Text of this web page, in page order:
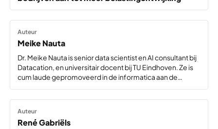
Auteur
Meike Nauta
Dr. Meike Nauta is senior data scientist en AI consultant bij
Datacation, en universitair docent bij TU Eindhoven. Ze is
cum laude gepromoveerd in de informatica aan de
Een…
Auteur
René Gabriëls